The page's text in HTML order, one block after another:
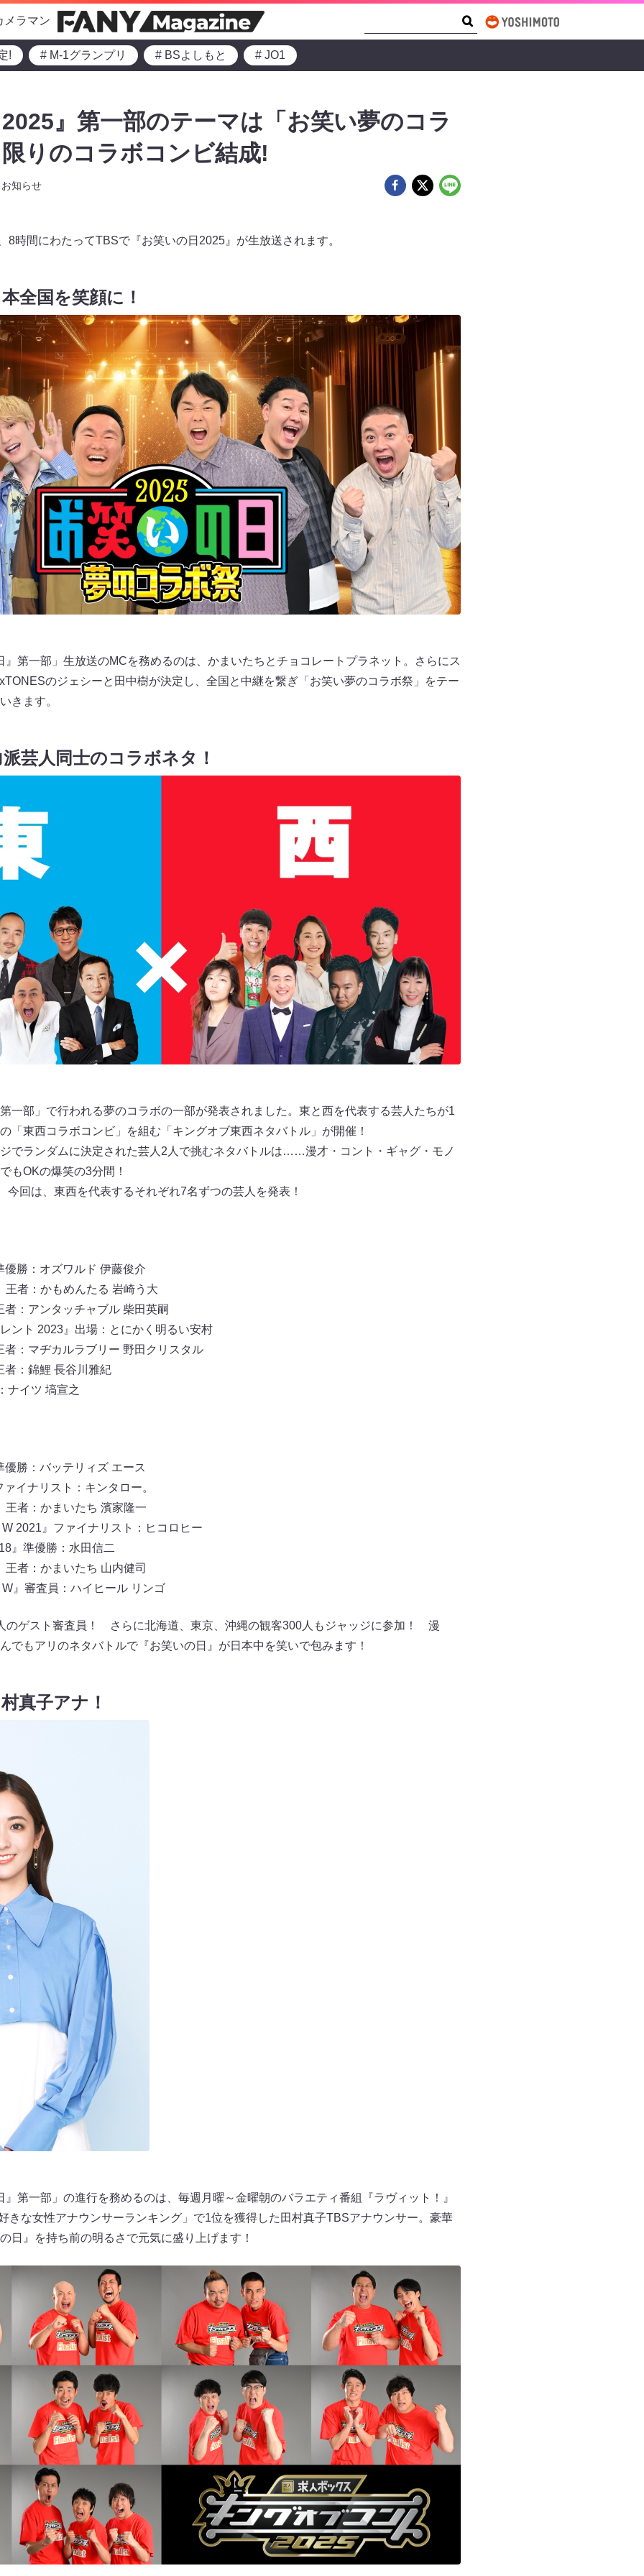
メラマン
! # M-1グランプリ # BSよしもと # JO1
』第一部のテーマは「お笑い夢のコラ
りのコラボコンビ結成!
お知らせ
8時間にわたってTBSで『お笑いの日2025』が生放送されます。
全国を笑顔に！
第一部」生放送のMCを務めるのは、かまいたちとチョコレートプラネット。さらにス
のジェシーと田中樹が決定し、全国と中継を繋ぎ「お笑い夢のコラボ祭」をテー
きます。
芸人同士のコラボネタ！
一部」で行われる夢のコラボの一部が発表されました。東と西を代表する芸人たちが1
「東西コラボコンビ」を組む「キングオブ東西ネタバトル」が開催！
でランダムに決定された芸人2人で挑むネタバトルは……漫才・コント・ギャグ・モノ
OKの爆笑の3分間！
回は、東西を代表するそれぞれ7名ずつの芸人を発表！
勝：オズワルド 伊藤俊介
者：かもめんたる 岩崎う大
：アンタッチャブル 柴田英嗣
ント 2023』出場：とにかく明るい安村
：マヂカルラブリー 野田クリスタル
者：錦鯉 長谷川雅紀
ナイツ 塙宣之
勝：バッテリィズ エース
イナリスト：キンタロー。
者：かまいたち 濱家隆一
2021』ファイナリスト：ヒコロヒー
』準優勝：水田信二
者：かまいたち 山内健司
』審査員：ハイヒール リンゴ
のゲスト審査員！ さらに北海道、東京、沖縄の観客300人もジャッジに参加！ 漫
もアリのネタバトルで『お笑いの日』が日本中を笑いで包みます！
真子アナ！
第一部」の進行を務めるのは、毎週月曜～金曜朝のバラエティ番組『ラヴィット！』
きな女性アナウンサーランキング」で1位を獲得した田村真子TBSアナウンサー。豪華
日』を持ち前の明るさで元気に盛り上げます！